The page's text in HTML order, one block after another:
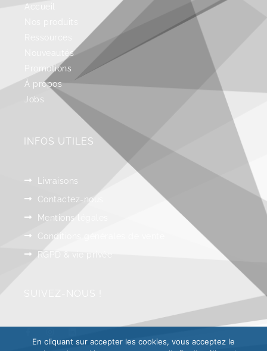
Accueil
Nouveautés
Promotions
À propos
Jobs
INFOS UTILES
Livraisons
Contactez-nous
Mentions légales
Conditions générales de vente
RGPD & vie privée
En cliquant sur accepter les cookies, vous acceptez le